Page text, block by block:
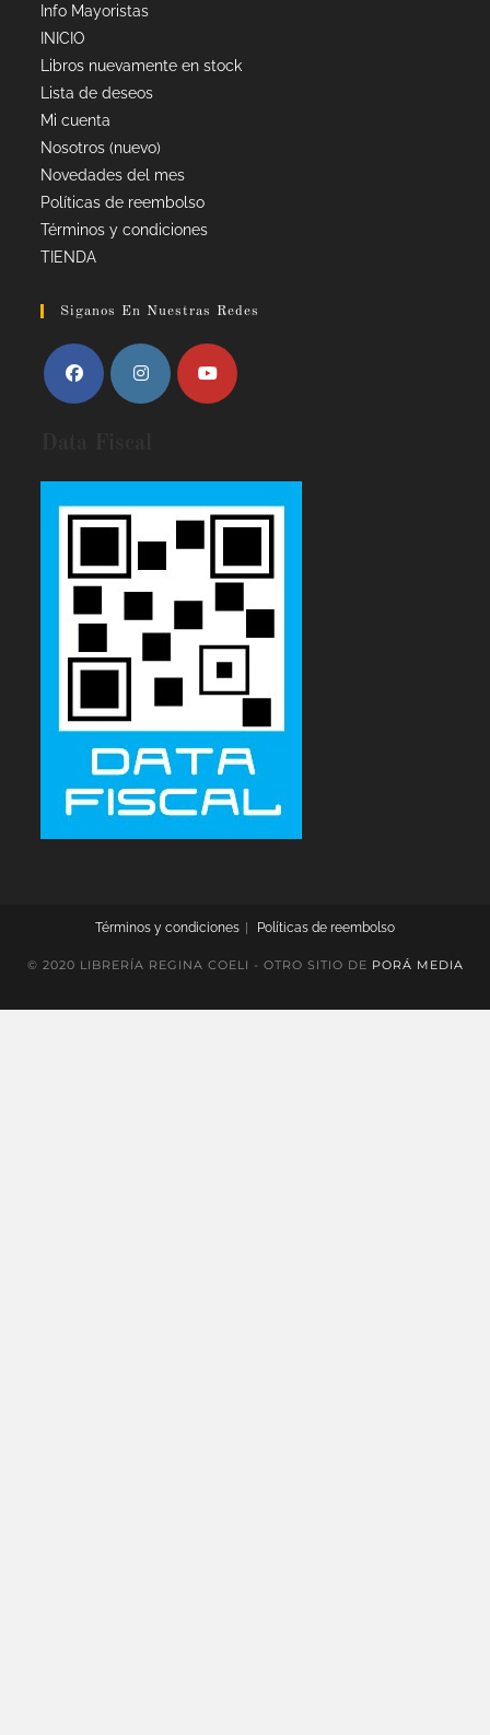
Info Mayoristas
INICIO
Libros nuevamente en stock
Lista de deseos
Mi cuenta
Nosotros (nuevo)
Novedades del mes
Políticas de reembolso
Términos y condiciones
TIENDA
Siganos En Nuestras Redes
Términos y condiciones Políticas de reembolso
© 2020 LIBRERÍA REGINA COELI - OTRO SITIO DE PORÁ MEDIA